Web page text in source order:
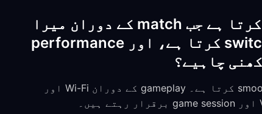
کیا FreeGuard VPN اس وقت smoothly کام کرتا ہے جب match کے دوران میرا
phone Wi-Fi اور mobile data کے درمیان switch کرتا ہے، اور performance
جی ہاں۔ hysteria2 protocol network transitions کو smoothly handle کرتا ہے۔ gameplay کے دوران Wi-Fi اور